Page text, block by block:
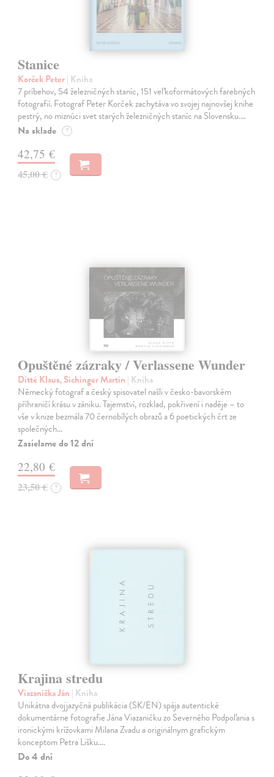
Stanice
Korček Peter| Kniha
7 príbehov, 54 železničných staníc, 151 veľkoformátových farebných
fotografií. Fotograf Peter Korček zachytáva vo svojej najnovšej knihe
pestrý, no miznúci svet starých železničných staníc na Slovensku.…
Na sklade ?
42,75 €
45,00 € ?
Opuštěné zázraky / Verlassene Wunder
Ditté Klaus, Sichinger Martin | Kniha
Německý fotograf a český spisovatel našli v česko-bavorském
příhraničí krásu v zániku. Tajemství, rozklad, pokřivení i naděje – to
vše v knize bezmála 70 černobílých obrazů a 6 poetických črt ze
společných…
Zasielame do 12 dní
22,80 €
23,50 € ?
Krajina stredu
Viazanička Ján | Kniha
Unikátna dvojjazyčná publikácia (SK/EN) spája autentické
dokumentárne fotografie Jána Viazaničku zo Severného Podpoľania s
ironickými krížovkami Milana Zvadu a originálnym grafickým
konceptom Petra Lišku.…
Do 4 dní